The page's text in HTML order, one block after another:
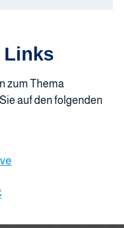
Links
zum Thema
auf den folgenden